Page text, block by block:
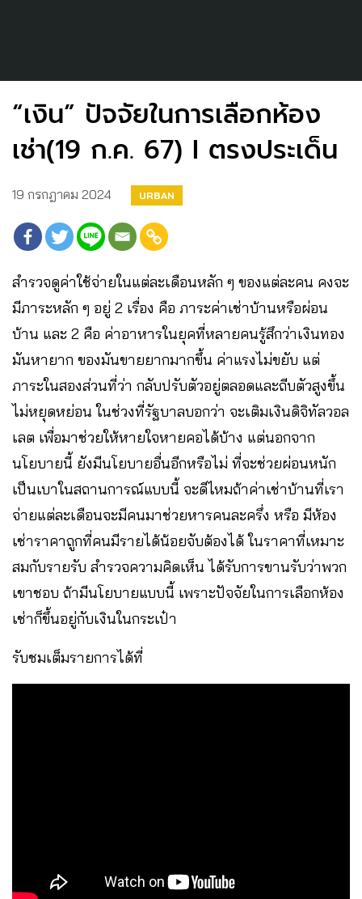
“เงิน” ปัจจัยในการเลือกห้อง
เช่า(19 ก.ค. 67) I ตรงประเด็น
19 กรกฎาคม 2024 URBAN
สำรวจดูค่าใช้จ่ายในแต่ละเดือนหลัก ๆ ของแต่ละคน คงจะ
มีภาระหลัก ๆ อยู่ 2 เรื่อง คือ ภาระค่าเช่าบ้านหรือผ่อน
บ้าน และ 2 คือ ค่าอาหารในยุคที่หลายคนรู้สึกว่าเงินทอง
มันหายาก ของมันขายยากมากขึ้น ค่าแรงไม่ขยับ แต่
ภาระในสองส่วนที่ว่า กลับปรับตัวอยู่ตลอดและถีบตัวสูงขึ้น
ไม่หยุดหย่อน ในช่วงที่รัฐบาลบอกว่า จะเติมเงินดิจิทัลวอล
เลต เพื่อมาช่วยให้หายใจหายคอได้บ้าง แต่นอกจาก
นโยบายนี้ ยังมีนโยบายอื่นอีกหรือไม่ ที่จะช่วยผ่อนหนัก
เป็นเบาในสถานการณ์แบบนี้ จะดีไหมถ้าค่าเช่าบ้านที่เรา
จ่ายแต่ละเดือนจะมีคนมาช่วยหารคนละครึ่ง หรือ มีห้อง
เช่าราคาถูกที่คนมีรายได้น้อยจับต้องได้ ในราคาที่เหมาะ
สมกับรายรับ สำรวจความคิดเห็น ได้รับการขานรับว่าพวก
เขาชอบ ถ้ามีนโยบายแบบนี้ เพราะปัจจัยในการเลือกห้อง
เช่าก็ขึ้นอยู่กับเงินในกระเป๋า
รับชมเต็มรายการได้ที่